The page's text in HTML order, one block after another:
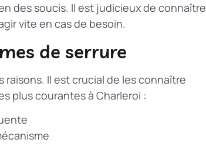
des soucis. Il est judicieux de connaître
vite en cas de besoin.
de serrure
Il est crucial de les connaître
plus courantes à Charleroi :